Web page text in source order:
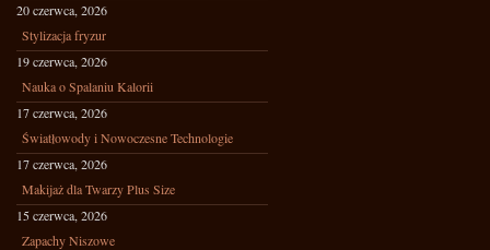
20 czerwca, 2026
Stylizacja fryzur
19 czerwca, 2026
Nauka o Spalaniu Kalorii
17 czerwca, 2026
Światłowody i Nowoczesne Technologie
17 czerwca, 2026
Makijaż dla Twarzy Plus Size
15 czerwca, 2026
Zapachy Niszowe